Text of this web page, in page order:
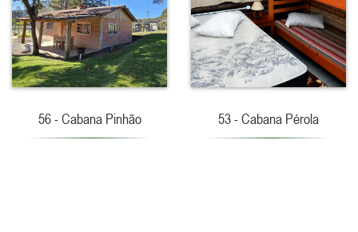
56 - Cabana Pinhão 53 - Cabana Pérola